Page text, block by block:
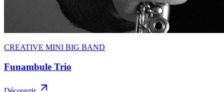
CREATIVE MINI BIG BAND
Funambule Trio